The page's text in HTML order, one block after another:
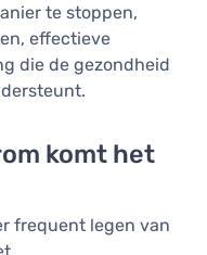
te stoppen,
effectieve
die de gezondheid
komt het
frequent legen van